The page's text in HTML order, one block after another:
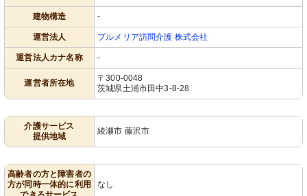
建物構造 -
運営法人 プルメリア訪問介護 株式会社
運営法人カナ名称 -
運営者所在地
〒300-0048
茨城県土浦市田中3-8-28
介護サービス
提供地域
綾瀬市 藤沢市
高齢者の方と障害者の
方が同時一体的に利用
なし